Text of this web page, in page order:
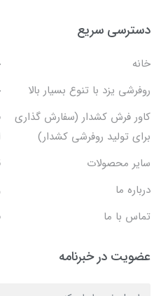
دسترسی سریع
خانه
روفرشی یزد با تنوع بسیار بالا
کاور فرش کشدار (سفارش گذاری
برای تولید روفرشی کشدار)
سایر محصولات
درباره ما
تماس با ما
عضویت در خبرنامه